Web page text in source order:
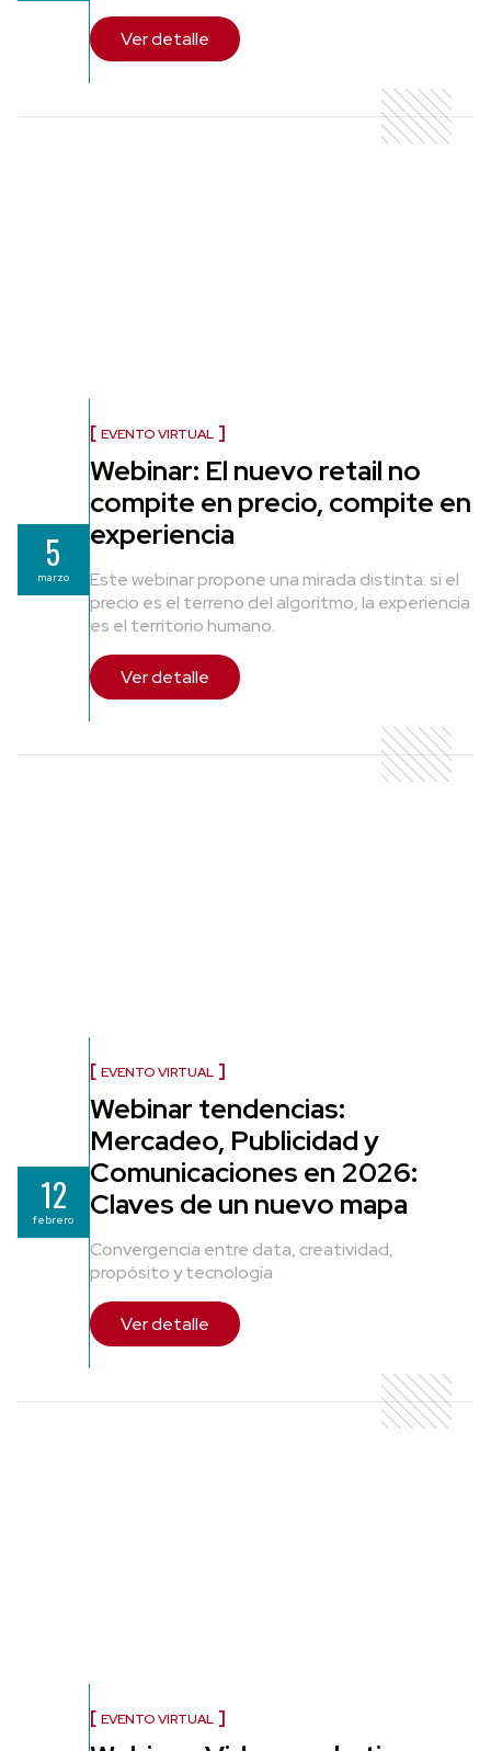
Ver detalle
5
marzo
EVENTO VIRTUAL
Webinar: El nuevo retail no
compite en precio, compite en
experiencia
Este webinar propone una mirada distinta: si el
precio es el terreno del algoritmo, la experiencia
es el territorio humano.
Ver detalle
12
febrero
EVENTO VIRTUAL
Webinar tendencias:
Mercadeo, Publicidad y
Comunicaciones en 2026:
Claves de un nuevo mapa
Convergencia entre data, creatividad,
propósito y tecnología
Ver detalle
EVENTO VIRTUAL